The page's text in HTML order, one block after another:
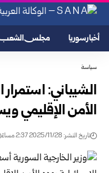
أخبار سوريا مجلس
سياسة
الشيباني: استمرار
الأمن الإقليمي
تاريخ النشر: 2025/11/28 2:37 مساءً